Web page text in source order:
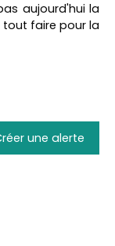
aujourd'hui la
tout faire pour la
une alerte